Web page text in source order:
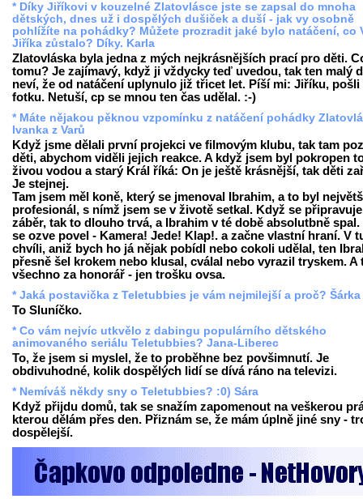
* Díky Jiříkovi v kouzelné Zlatovlásce jste se zapsal do mnoha
dětských, dnes už i dospělých dušiček a duší - jak vy osobně
pohlížíte na pohádky? Můžete prozradit jaké bylo natáčení, co
Jiříka zůstalo? Díky. Karla
Zlatovláska byla jedna z mých nejkrásnějších prací pro děti.
tomu? Je zajímavý, když ji vždycky teď uvedou, tak ten malý
neví, že od natáčení uplynulo již třicet let. Píší mi: Jiříku, pošli
fotku. Netuší, cp se mnou ten čas udělal. :-)
* Máte nějakou pěknou vzpomínku z natáčení pohádky
Ivanka z Varů
Když jsme dělali první projekci ve filmovým klubu, tak tam
děti, abychom viděli jejich reakce. A když jsem byl pokropen
živou vodou a starý Král říká: On je ještě krásnější, tak děti
Je stejnej.
Tam jsem měl koně, který se jmenoval Ibrahim, a to byl
profesionál, s nímž jsem se v životě setkal. Když se připravuje
záběr, tak to dlouho trvá, a Ibrahim v té době absolutbně spal.
se ozve povel - Kamera! Jede! Klap!. a začne vlastní hraní. V
chvíli, aniž bych ho já nějak pobídl nebo cokoli udělal, ten
přesně šel krokem nebo klusal, cválal nebo vyrazil tryskem. A
všechno za honorář - jen trošku ovsa.
* Jaká postavička z Teletubbies je vám nejmilejší a proč? Šárka
To Sluníčko.
* Co vám nejvíc utkvělo z dabingu populárního dětského
animovaného seriálu Teletubbies? Jana-Liberec
To, že jsem si myslel, že to proběhne bez povšimnutí. Je
obdivuhodné, kolik dospělých lidí se dívá ráno na televizi.
* Nemíváš někdy sny o Teletubbies? :0) Sára
Když přijdu domů, tak se snažím zapomenout na veškerou
kterou dělám přes den. Přiznám se, že mám úplně jiné sny -
dospělejší.